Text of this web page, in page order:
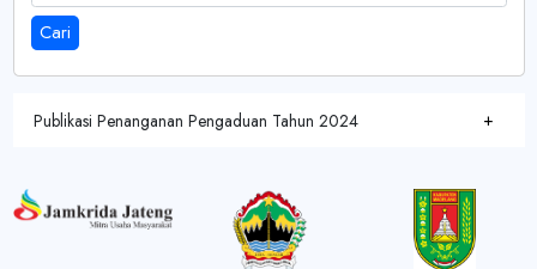
Cari
Publikasi Penanganan Pengaduan Tahun 2024